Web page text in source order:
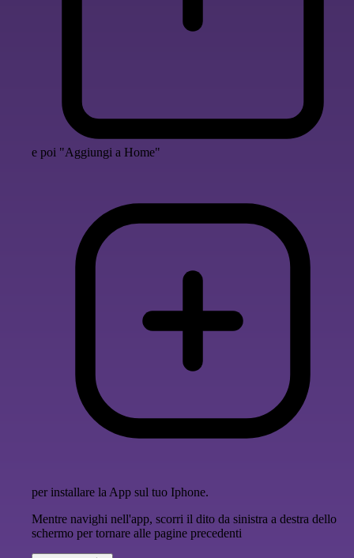
e poi "Aggiungi a Home"
per installare la App sul tuo Iphone.
Mentre navighi nell'app, scorri il dito da sinistra a destra dello
schermo per tornare alle pagine precedenti